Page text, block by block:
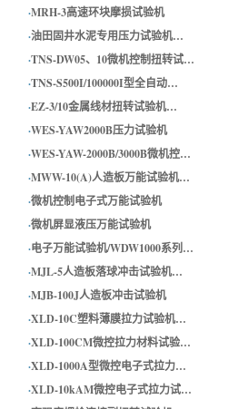
·MRH-3高速环块摩损试验机
·油田固井水泥专用压力试验机…
·TNS-DW05、10微机控制扭转试…
·TNS-S500I/100000I型全自动…
·EZ-3/10金属线材扭转试验机…
·WES-YAW2000B压力试验机
·WES-YAW-2000B/3000B微机控…
·MWW-10(A)人造板万能试验机…
·微机控制电子式万能试验机
·微机屏显液压万能试验机
·电子万能试验机/WDW1000系列…
·MJL-5人造板落球冲击试验机…
·MJB-100J人造板冲击试验机
·XLD-10C塑料薄膜拉力试验机…
·XLD-100CM微控拉力材料试验…
·XLD-1000A型微控电子式拉力…
·XLD-10kAM微控电子式拉力试…